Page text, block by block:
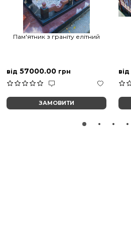
Пам'ятник з граніту елітний
від 57000.00 грн
ЗАМОВИТИ
від